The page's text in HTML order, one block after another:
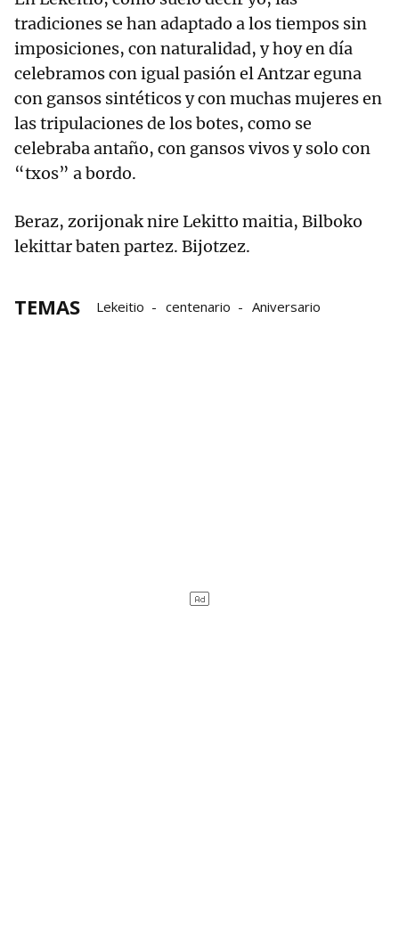
tradiciones se han adaptado a los tiempos sin
imposiciones, con naturalidad, y hoy en día
celebramos con igual pasión el Antzar eguna
con gansos sintéticos y con muchas mujeres en
las tripulaciones de los botes, como se
celebraba antaño, con gansos vivos y solo con
“txos” a bordo.
Beraz, zorijonak nire Lekitto maitia, Bilboko
lekittar baten partez. Bijotzez.
TEMAS Lekeitio centenario Aniversario